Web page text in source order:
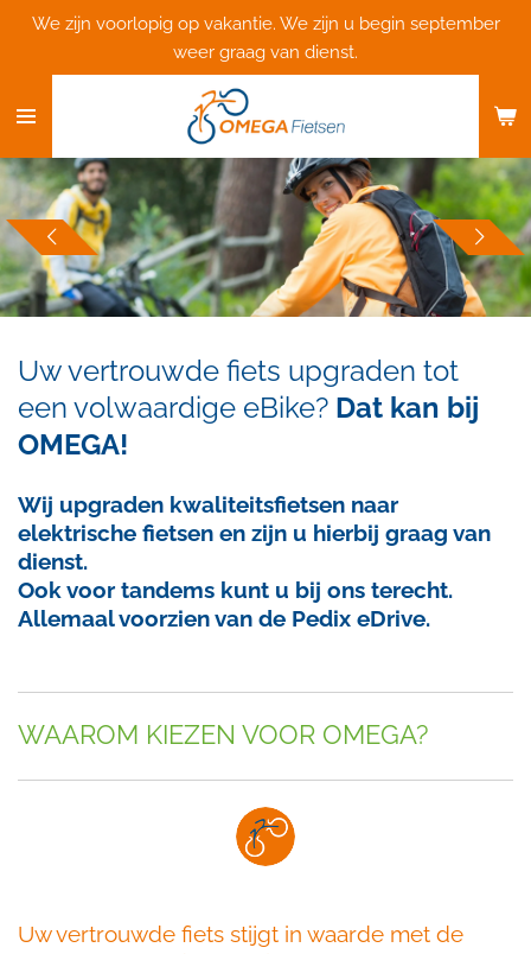
Ga
de
We zijn voorlopig op vakantie. We zijn u begin september
weer graag van dienst.
Uw vertrouwde fiets upgraden tot
een volwaardige eBike? Dat kan bij
OMEGA!
Wij upgraden kwaliteitsfietsen naar
elektrische fietsen en zijn u hierbij graag van
dienst.
Ook voor tandems kunt u bij ons terecht.
Allemaal voorzien van de Pedix eDrive.
WAAROM KIEZEN VOOR OMEGA?
Uw vertrouwde fiets stijgt in waarde met de